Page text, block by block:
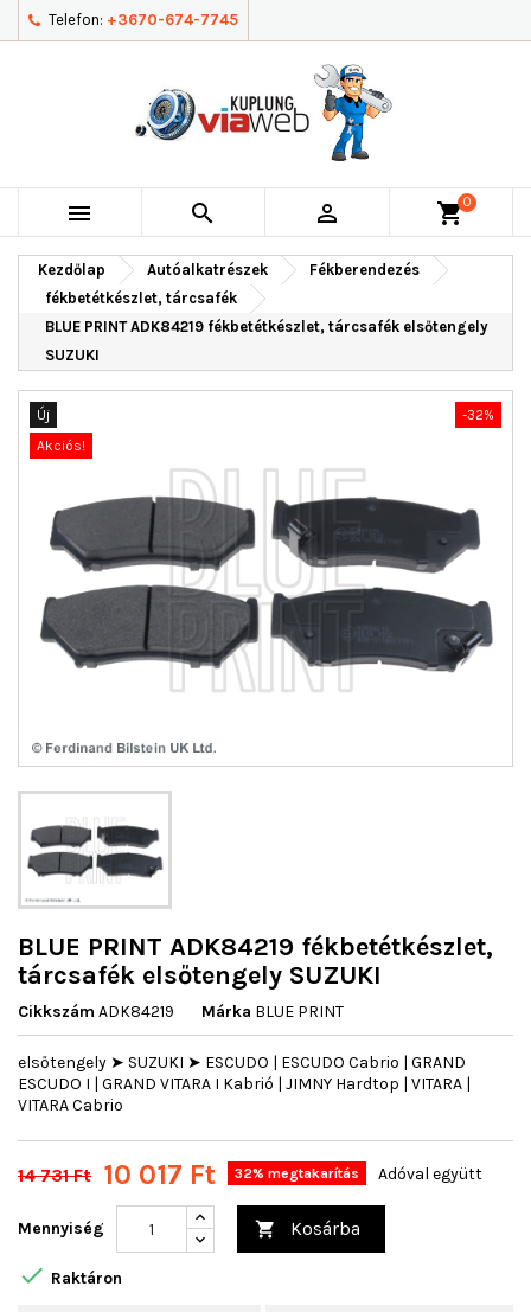
Telefon: +3670-674-7745
   shopping_cart0
Kezdőlap Autóalkatrészek
Fékberendezés
fékbetétkészlet, tárcsafék
BLUE PRINT ADK84219 fékbetétkészlet, tárcsafék elsőtengely
SUZUKI
Új
-32%
Akciós!
BLUE PRINT ADK84219 fékbetétkészlet,
tárcsafék elsőtengely SUZUKI
Cikkszám ADK84219 Márka BLUE PRINT
elsőtengely ➤ SUZUKI ➤ ESCUDO | ESCUDO Cabrio | GRAND
ESCUDO I | GRAND VITARA I Kabrió | JIMNY Hardtop | VITARA |
VITARA Cabrio
14 731 Ft 10 017 Ft 32% megtakarítás Adóval együtt
Mennyiség  Kosárba
 Raktáron